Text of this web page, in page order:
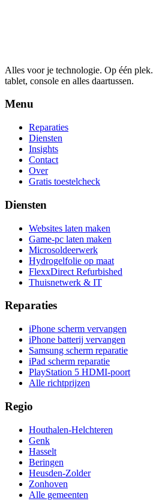
Alles voor je technologie. Op één plek.
tablet, console en alles daartussen.
Menu
Reparaties
Diensten
Insights
Contact
Over
Gratis toestelcheck
Diensten
Websites laten maken
Game-pc laten maken
Microsoldeerwerk
Hydrogelfolie op maat
FlexxDirect Refurbished
Thuisnetwerk & IT
Reparaties
iPhone scherm vervangen
iPhone batterij vervangen
Samsung scherm reparatie
iPad scherm reparatie
PlayStation 5 HDMI-poort
Alle richtprijzen
Regio
Houthalen-Helchteren
Genk
Hasselt
Beringen
Heusden-Zolder
Zonhoven
Alle gemeenten